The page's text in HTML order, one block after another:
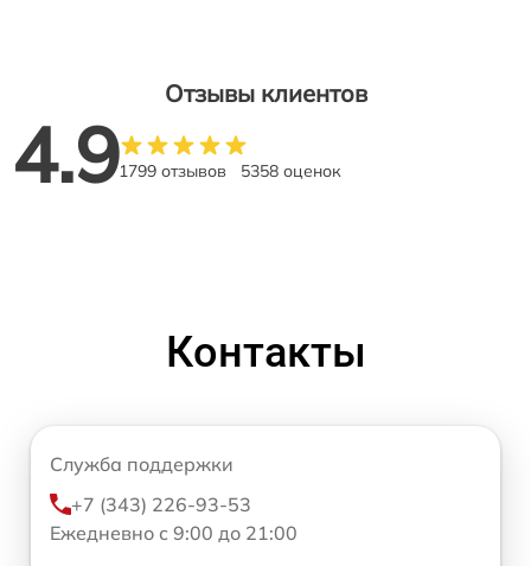
Отзывы клиентов
4.91799 отзывов 5358 оценок
Контакты
Служба поддержки
+7 (343) 226-93-53
Ежедневно с 9:00 до 21:00